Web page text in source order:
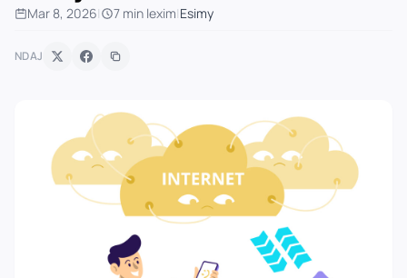
Mar 8, 2026| 7 min lexim|Esimy
NDAJ